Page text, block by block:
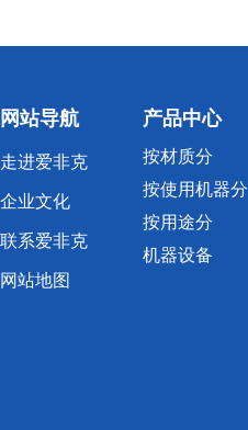
网站导航
走进爱非克
企业文化
联系爱非克
网站地图
产品中心
按材质分
按使用机器分
按用途分
机器设备